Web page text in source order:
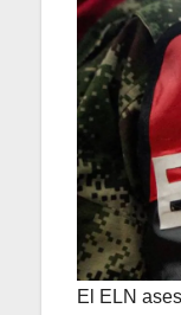
El ELN